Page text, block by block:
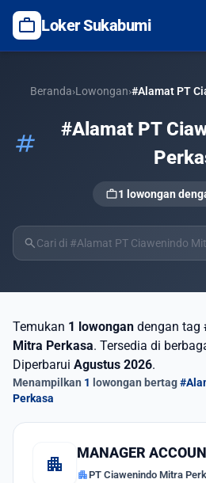
work Loker Sukabumi
Beranda›Lowongan›#Alamat PT
tag
#Alamat PT
work1 lowongan
search
Temukan 1 lowongan dengan tag
Mitra Perkasa. Tersedia di
Diperbarui Agustus 2026.
Menampilkan 1 lowongan bertag
Perkasa
apartment
MANAGER
apartmentPT Ciawenindo Mitra